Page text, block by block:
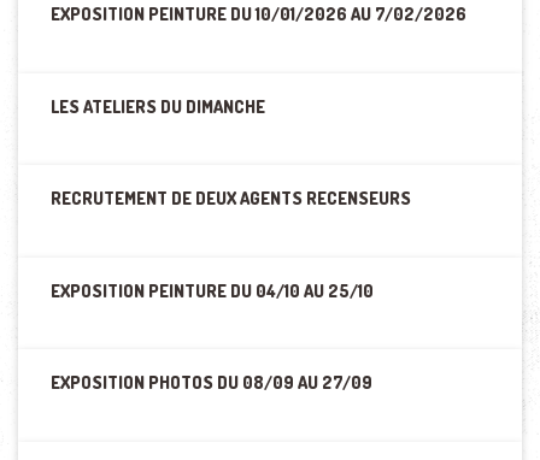
EXPOSITION PEINTURE DU 10/01/2026 AU 7/02/2026
LES ATELIERS DU DIMANCHE
RECRUTEMENT DE DEUX AGENTS RECENSEURS
EXPOSITION PEINTURE DU 04/10 AU 25/10
EXPOSITION PHOTOS DU 08/09 AU 27/09